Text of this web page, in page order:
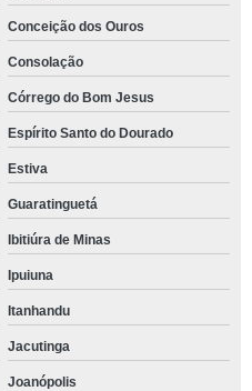
Conceição dos Ouros
Consolação
Córrego do Bom Jesus
Espírito Santo do Dourado
Estiva
Guaratinguetá
Ibitiúra de Minas
Ipuiuna
Itanhandu
Jacutinga
Joanópolis